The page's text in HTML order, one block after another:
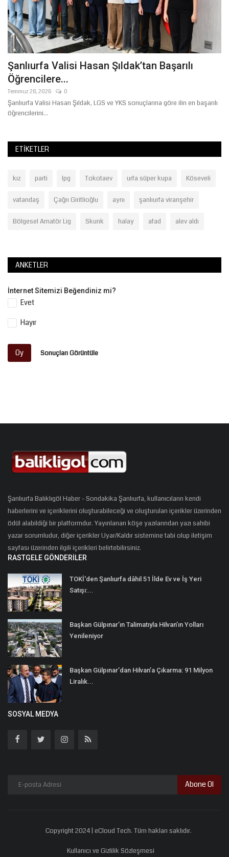
Şanlıurfa Valisi Hasan Şıldak’tan Başarılı
Öğrencilere...
Temmuz 28, 2026 0
Şanlıurfa Valisi Hasan Şıldak, LGS ve YKS sonuçlarına göre ilin en başarılı
öğrencilerini...
ETIKETLER
kız parti lpg Tokotaev urfa süper kupa Köseveli
vatandaş Çağrı Giritlioğlu aynı şanlıurfa viranşehir
Bölgesel Amatör Lig Skunk halay afad alev aldı
ANKETLER
İnternet Sitemizi Beğendiniz mi?
Evet
Hayır
Oy Sonuçları Görüntüle
Şanlıurfa Balıklıgöl Haber - Sondakika Şanlıurfa, kullanıcıların kendi
haberlerini ve içeriklerini oluşturabileceği ve oluşturulan içerikler üzerinden
ödül alabildiği bir platformdur. Yayınlanan köşe yazılarından yazı sahibi
yazar sorumludur, diğer içerikler Uyar/Kaldır sistemine tabi olup iletişim
sayfası üzerinden ilgili içerikleri belirtebilirsiniz.
RASTGELE GÖNDERILER
TOKİ'den Şanlıurfa dâhil 51 İlde Ev ve İş Yeri
Satışı:...
Başkan Gülpınar’ın Talimatıyla Hilvan’ın Yolları
Yenileniyor
Başkan Gülpınar’dan Hilvan’a Çıkarma: 91 Milyon
Liralık...
SOSYAL MEDYA
Abone Ol
Copyright 2024 | eCloud Tech. Tüm hakları saklıdır.
Kullanıcı ve Gizlilik Sözleşmesi